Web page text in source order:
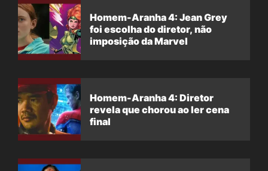
Homem-Aranha 4: Jean Grey
foi escolha do diretor, não
imposição da Marvel
Homem-Aranha 4: Diretor
revela que chorou ao ler cena
final